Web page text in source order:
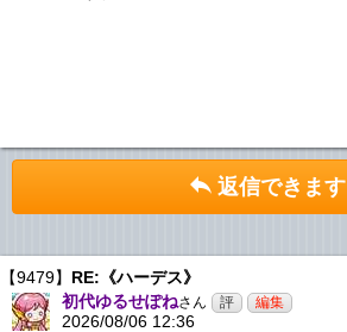
返信できます
【9479】 RE:《ハーデス》
初代ゆるせぽねさん
2026/08/06 12:36